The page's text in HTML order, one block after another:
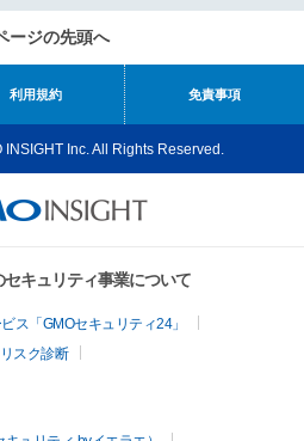
ージの先頭へ
利用規約 免責事項
Inc. All Rights Reserved.
キュリティ事業について
ス「GMOセキュリティ24」
スク診断